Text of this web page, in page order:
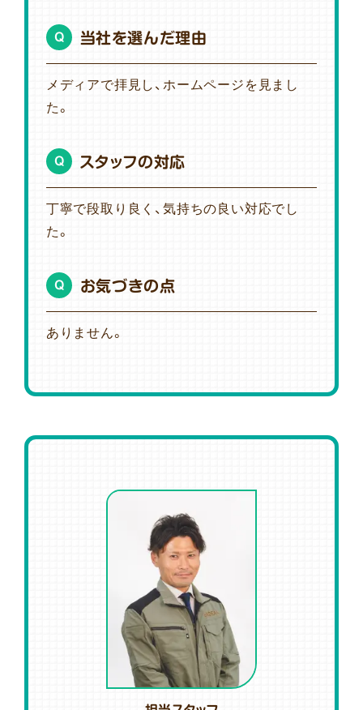
Q 当社を選んだ理由
メディアで拝見し、ホームページを見まし
た。
Q スタッフの対応
丁寧で段取り良く、気持ちの良い対応でし
た。
Q お気づきの点
ありません。